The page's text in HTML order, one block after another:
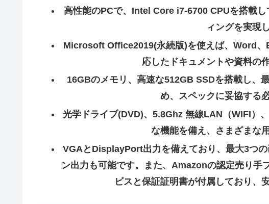
高性能のPCで、Intel Core i7-6700 CPUを搭載
ィングを実現
Microsoft Office2019(永続版)を使えば、Word
応したドキュメントや資料の
16GBのメモリ、高速な512GB SSDを搭載し、
め、スペックに妥協する
光学ドライブ(DVD)、5.8Ghz 無線LAN（WIFI）
な機能を備え、さまざまな
VGAとDisplayPort出力を備えており、最大3つ
ン出力も可能です。また、Amazonの認定売り手
ビスと保証証明書が付属しており、